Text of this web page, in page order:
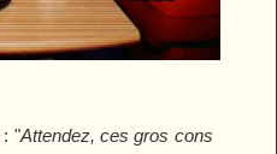
: "Attendez, ces gros cons